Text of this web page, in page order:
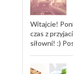
Witajcie!
czas z
siłowni! :)